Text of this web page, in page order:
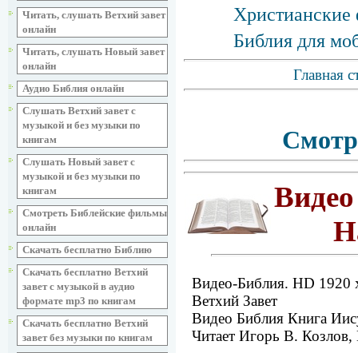
Читать, слушать Ветхий завет
онлайн
Читать, слушать Новый завет
онлайн
Аудио Библия онлайн
Слушать Ветхий завет с
музыкой и без музыки по
книгам
Слушать Новый завет с
музыкой и без музыки по
книгам
Смотреть Библейские фильмы
онлайн
Скачать бесплатно Библию
Скачать бесплатно Ветхий
завет с музыкой в аудио
формате mp3 по книгам
Скачать бесплатно Ветхий
завет без музыки по книгам
Христианские
Библия для
Главная
Видео-Библия. HD 1920
Ветхий Завет
Видео Библия Книга
Читает Игорь В.